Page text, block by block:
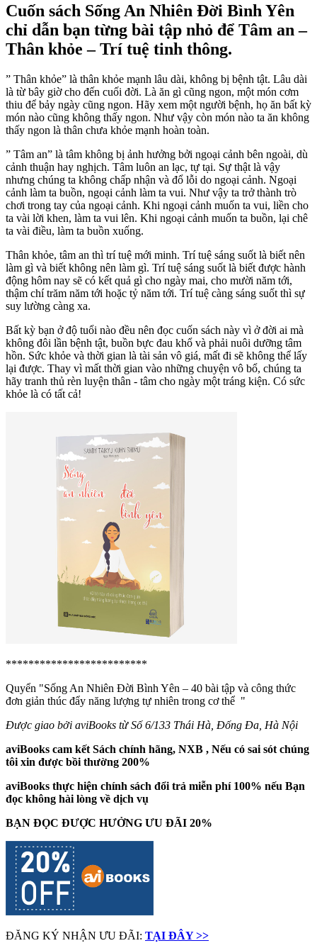
Cuốn sách Sống An Nhiên Đời Bình Yên
chỉ dẫn bạn từng bài tập nhỏ để Tâm an –
Thân khỏe – Trí tuệ tinh thông.
” Thân khỏe” là thân khỏe mạnh lâu dài, không bị bệnh tật. Lâu dài
là từ bây giờ cho đến cuối đời. Là ăn gì cũng ngon, một món cơm
thiu để bảy ngày cũng ngon. Hãy xem một người bệnh, họ ăn bất kỳ
món nào cũng không thấy ngon. Như vậy còn món nào ta ăn không
thấy ngon là thân chưa khỏe mạnh hoàn toàn.
” Tâm an” là tâm không bị ảnh hưởng bởi ngoại cảnh bên ngoài, dù
cảnh thuận hay nghịch. Tâm luôn an lạc, tự tại. Sự thật là vậy
nhưng chúng ta không chấp nhận và đổ lỗi do ngoại cảnh. Ngoại
cảnh làm ta buồn, ngoại cảnh làm ta vui. Như vậy ta trở thành trò
chơi trong tay của ngoại cảnh. Khi ngoại cảnh muốn ta vui, liền cho
ta vài lời khen, làm ta vui lên. Khi ngoại cảnh muốn ta buồn, lại chê
ta vài điều, làm ta buồn xuống.
Thân khỏe, tâm an thì trí tuệ mới minh. Trí tuệ sáng suốt là biết nên
làm gì và biết không nên làm gì. Trí tuệ sáng suốt là biết được hành
động hôm nay sẽ có kết quả gì cho ngày mai, cho mười năm tới,
thậm chí trăm năm tới hoặc tỷ năm tới. Trí tuệ càng sáng suốt thì sự
suy lường càng xa.
Bất kỳ bạn ở độ tuổi nào đều nên đọc cuốn sách này vì ở đời ai mà
không đôi lần bệnh tật, buồn bực đau khổ và phải nuôi dưỡng tâm
hồn. Sức khỏe và thời gian là tài sản vô giá, mất đi sẽ không thể lấy
lại được. Thay vì mất thời gian vào những chuyện vô bổ, chúng ta
hãy tranh thủ rèn luyện thân - tâm cho ngày một tráng kiện. Có sức
khỏe là có tất cả!
*************************
Quyển "Sống An Nhiên Đời Bình Yên – 40 bài tập và công thức
đơn giản thúc đẩy năng lượng tự nhiên trong cơ thể "
Được giao bởi aviBooks từ Số 6/133 Thái Hà, Đống Đa, Hà Nội
aviBooks cam kết Sách chính hãng, NXB , Nếu có sai sót chúng
tôi xin được bồi thường 200%
aviBooks thực hiện chính sách đổi trả miễn phí 100% nếu Bạn
đọc không hài lòng về dịch vụ
BẠN ĐỌC ĐƯỢC HƯỞNG ƯU ĐÃI 20%
ĐĂNG KÝ NHẬN ƯU ĐÃI: TẠI ĐÂY >>